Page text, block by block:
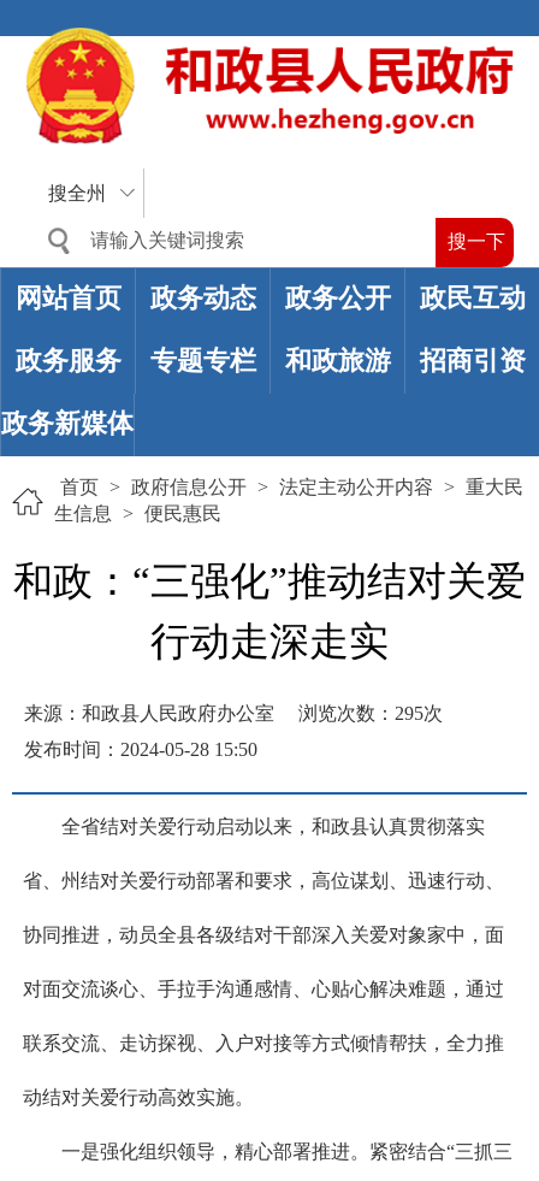
搜全州
网站首页 政务动态 政务公开 政民互动
政务服务 专题专栏 和政旅游 招商引资
政务新媒体
首页 > 政府信息公开 > 法定主动公开内容 > 重大民
生信息
> 便民惠民
和政：“三强化”推动结对关爱
行动走深走实
来源：和政县人民政府办公室 浏览次数： 295次
发布时间：2024-05-28 15:50
全省结对关爱行动启动以来，和政县认真贯彻落实
省、州结对关爱行动部署和要求，高位谋划、迅速行动、
协同推进，动员全县各级结对干部深入关爱对象家中，面
对面交流谈心、手拉手沟通感情、心贴心解决难题，通过
联系交流、走访探视、入户对接等方式倾情帮扶，全力推
动结对关爱行动高效实施。
一是强化组织领导，精心部署推进。紧密结合“三抓三